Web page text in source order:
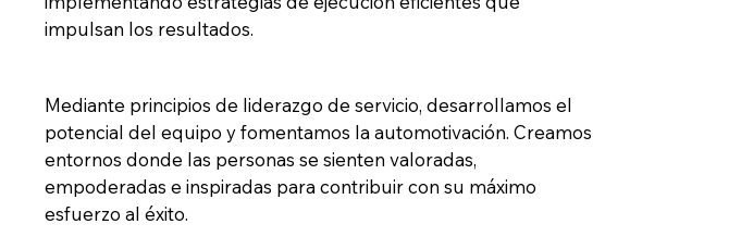
impulsan los resultados.
Mediante principios de liderazgo de servicio, desarrollamos el
potencial del equipo y fomentamos la automotivación. Creamos
entornos donde las personas se sienten valoradas,
empoderadas e inspiradas para contribuir con su máximo
esfuerzo al éxito.